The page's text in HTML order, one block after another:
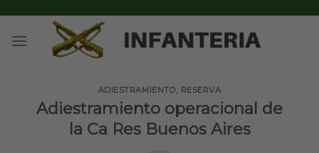
content
ADIESTRAMIENTO, RESERVA
Adiestramiento operacional de
la Ca Res Buenos Aires